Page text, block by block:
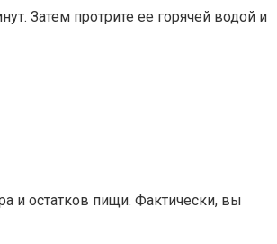
Затем протрите ее горячей водой и
и остатков пищи. Фактически, вы